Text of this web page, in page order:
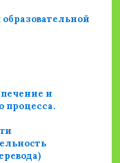
и
процесса.